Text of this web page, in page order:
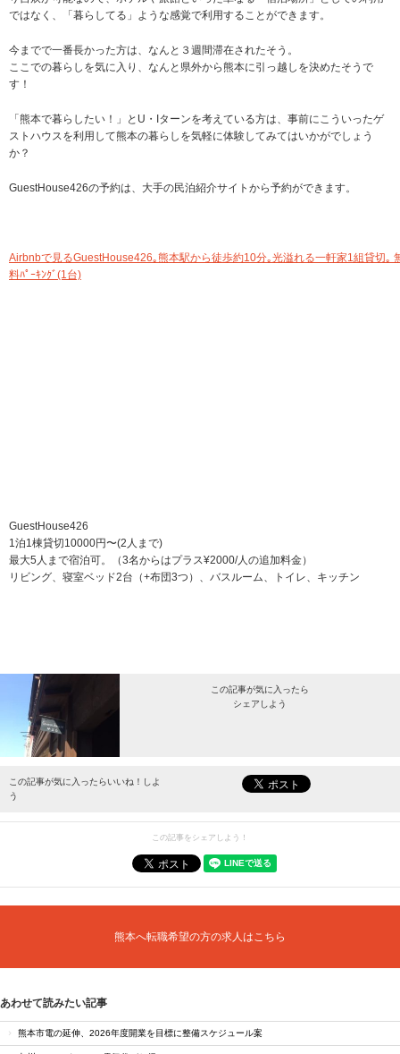
ではなく、「暮らしてる」ような感覚で利用することができます。
今までで一番長かった方は、なんと３週間滞在されたそう。
ここでの暮らしを気に入り、なんと県外から熊本に引っ越しを決めたそうで
す！
「熊本で暮らしたい！」とU・Iターンを考えている方は、事前にこういったゲ
ストハウスを利用して熊本の暮らしを気軽に体験してみてはいかがでしょう
か？
GuestHouse426の予約は、大手の民泊紹介サイトから予約ができます。
Airbnbで見るGuestHouse426｡熊本駅から徒歩約10分｡光溢れる一軒家1組貸切｡
料ﾊﾟｰｷﾝｸﾞ(1台)
GuestHouse426
1泊1棟貸切10000円〜(2人まで)
最大5人まで宿泊可。（3名からはプラス¥2000/人の追加料金）
リビング、寝室ベッド2台（+布団3つ）、バスルーム、トイレ、キッチン
この記事が気に入ったら
シェアしよう
最新情報をお届けします。
この記事が気に入ったらいいね！しよ
う
この記事をシェアしよう！
熊本へ転職希望の方の求人はこちら
あわせて読みたい記事
熊本市電の延伸、2026年度開業を目標に整備スケジュール案